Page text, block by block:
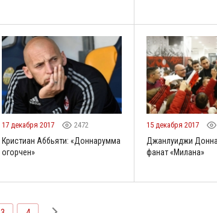
17 декабря 2017 2472
Кристиан Аббьяти: «Доннарумма
огорчен»
15 декабря 2017
Джанлуиджи
фанат «Милана»